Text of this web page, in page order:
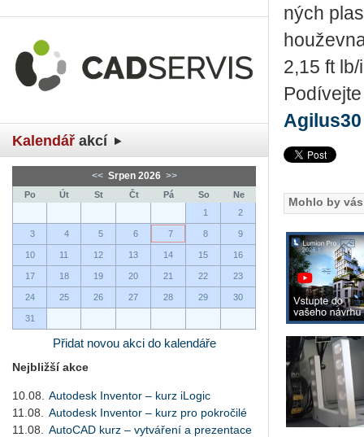
Kalendář akcí
<< Srpen 2026 >>
Po Út St Čt Pá So
Ne
1
2
3 4 5 6 7 8 9
10 11 12 13 14 15 16
17 18 19 20 21 22 23
24 25 26 27 28 29 30
31
Přidat novou akci do kalendáře
Nejbližší akce
10.08.
Autodesk Inventor – kurz iLogic
11.08.
Autodesk Inventor – kurz pro pokročilé
11.08.
AutoCAD kurz – vytváření a prezentace
ných
2,15 ft
Agilus30
Mohlo by